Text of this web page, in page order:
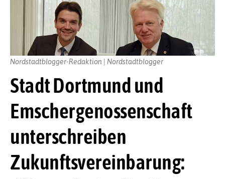
Stadt Dortmund und
Emschergenossenschaft
unterschreiben
Zukunftsvereinbarung:
Nordstadtblogger-Redaktion | Nordstadtblogger